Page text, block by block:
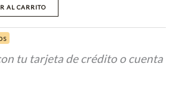
AL CARRITO
tu tarjeta de crédito o cuenta